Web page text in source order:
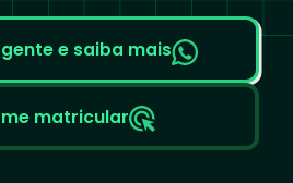
e saiba mais
matricular